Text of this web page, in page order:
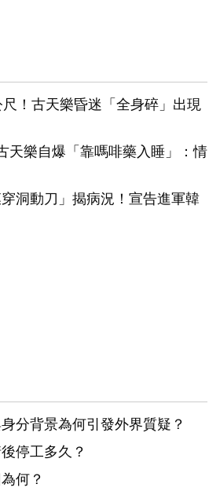
！古天樂昏迷「全身碎」出現
天樂自爆「靠嗎啡藥入睡」：情
洞動刀」揭病況！宣告進軍韓
分背景為何引發外界質疑？
停工多久？
何？